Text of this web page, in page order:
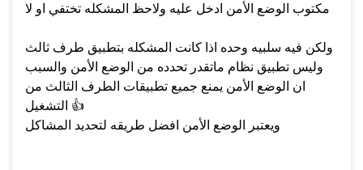
ولكن فيه سلبيه وحده اذا كانت المشكله بتطبيق طرف ثالث
وليس تطبيق نظام ماتقدر تحدده من الوضع الأمن والسبب
ان الوضع الأمن يمنع جميع تطبيقات الطرف الثالث من
👍
ويعتبر الوضع الأمن افضل طريقه لتحديد المشاكل